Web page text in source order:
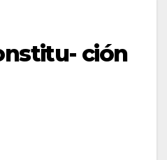
ción